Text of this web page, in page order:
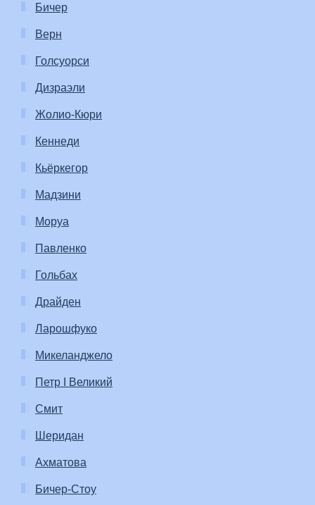
Бичер
Верн
Голсуорси
Дизраэли
Жолио-Кюри
Кеннеди
Кьёркегор
Мадзини
Моруа
Павленко
Гольбах
Драйден
Ларошфуко
Микеланджело
Петр I Великий
Смит
Шеридан
Ахматова
Бичер-Стоу